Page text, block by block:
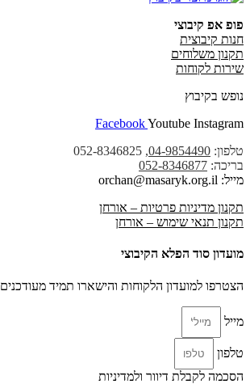
פופ אפ קיבוצי
חנות קיבוצית
תקנון משלוחים
שירות לקוחות
נופש בקיבוץ
FacebookYoutube Instagram
טלפון: 04-9854490
, 052-8346825
בריכה: 052-8346877
מייל: orchan@masaryk.org.il
תקנון מדיניות פרטיות – אורחן
תקנון תנאי שימוש – אורחן
מועדון סוד הפלא הקיבוצי
הצטרפו למועדון הלקוחות והישארו תמיד מעודכנים
מייל
טלפון
הסכמה לקבלת דיוור ולמדיניות